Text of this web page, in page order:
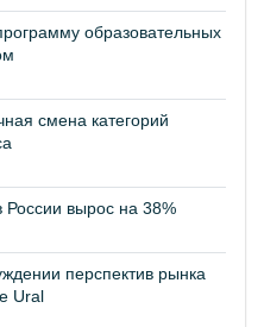
образовательных
смена категорий
вырос на 38%
перспектив рынка
Ural